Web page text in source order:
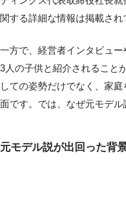
関する詳細な情報は掲載され
一方で、経営者インタビュ
3人の子供と紹介されること
しての姿勢だけでなく、家
面です。では、なぜ元モデル
元モデル説が出回った背